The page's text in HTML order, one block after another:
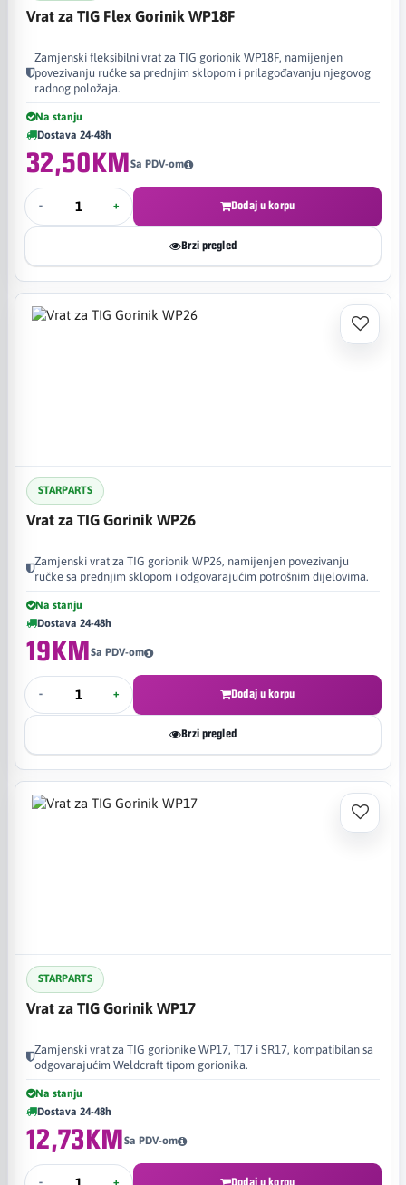
Vrat za TIG Flex Gorinik WP18F
Zamjenski fleksibilni vrat za TIG gorionik WP18F, namijenjen
povezivanju ručke sa prednjim sklopom i prilagođavanju njegovog
radnog položaja.
Na stanju
Dostava 24-48h
32,50KMSa PDV-om
- + Dodaj u korpu
Brzi pregled
STARPARTS
Vrat za TIG Gorinik WP26
Zamjenski vrat za TIG gorionik WP26, namijenjen povezivanju
ručke sa prednjim sklopom i odgovarajućim potrošnim dijelovima.
Na stanju
Dostava 24-48h
19KMSa PDV-om
- + Dodaj u korpu
Brzi pregled
STARPARTS
Vrat za TIG Gorinik WP17
Zamjenski vrat za TIG gorionike WP17, T17 i SR17, kompatibilan sa
odgovarajućim Weldcraft tipom gorionika.
Na stanju
Dostava 24-48h
12,73KMSa PDV-om
- + Dodaj u korpu